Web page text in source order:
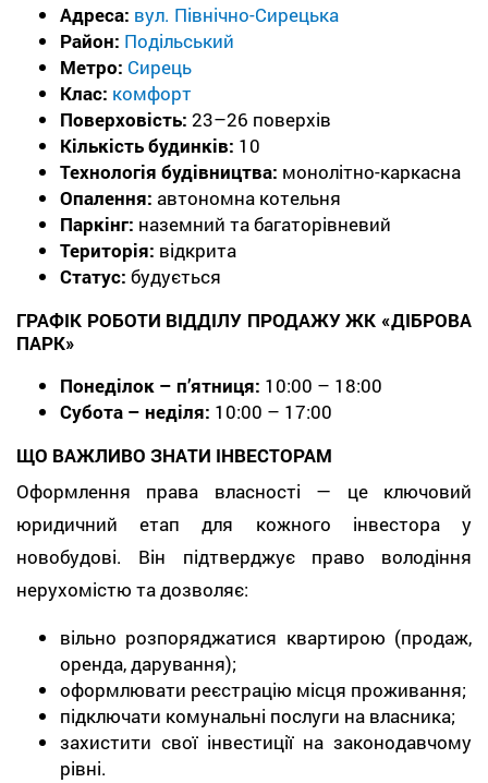
Адреса: вул. Північно-Сирецька
Район: Подільський
Метро: Сирець
Клас: комфорт
Поверховість: 23–26 поверхів
Кількість будинків: 10
Технологія будівництва: монолітно-каркасна
Опалення: автономна котельня
Паркінг: наземний та багаторівневий
Територія: відкрита
Статус: будується
ГРАФІК РОБОТИ ВІДДІЛУ ПРОДАЖУ ЖК «ДІБРОВА
ПАРК»
Понеділок – п’ятниця: 10:00 – 18:00
Субота – неділя: 10:00 – 17:00
ЩО ВАЖЛИВО ЗНАТИ ІНВЕСТОРАМ
Оформлення права власності — це ключовий
юридичний етап для кожного інвестора у
новобудові. Він підтверджує право володіння
нерухомістю та дозволяє:
вільно розпоряджатися квартирою (продаж,
оренда, дарування);
оформлювати реєстрацію місця проживання;
підключати комунальні послуги на власника;
захистити свої інвестиції на законодавчому
рівні.